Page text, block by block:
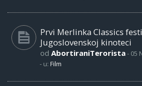
Prvi Merlinka Classics
Jugoslovenskoj kinoteci
od AbortiraniTerorista- 05
- u: Film